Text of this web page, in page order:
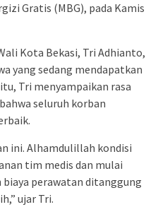
Gratis (MBG), pada Kamis
Kota Bekasi, Tri Adhianto,
yang sedang mendapatkan
Tri menyampaikan rasa
seluruh korban
ini. Alhamdulillah kondisi
tim medis dan mulai
biaya perawatan ditanggung
ujar Tri.